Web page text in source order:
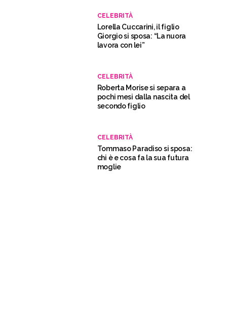
CELEBRITÀ
Lorella Cuccarini, il figlio
Giorgio si sposa: “La nuora
lavora con lei”
CELEBRITÀ
Roberta Morise si separa a
pochi mesi dalla nascita del
secondo figlio
CELEBRITÀ
Tommaso Paradiso si sposa:
chi è e cosa fa la sua futura
moglie